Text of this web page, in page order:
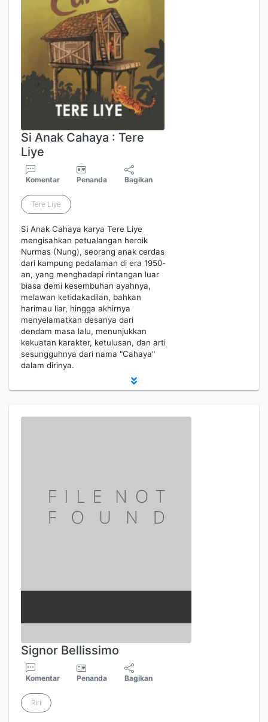
Si Anak Cahaya : Tere
Liye
Komentar Penanda Bagikan
Tere Liye
Si Anak Cahaya karya Tere Liye
mengisahkan petualangan heroik
Nurmas (Nung), seorang anak cerdas
dari kampung pedalaman di era 1950-
an, yang menghadapi rintangan luar
biasa demi kesembuhan ayahnya,
melawan ketidakadilan, bahkan
harimau liar, hingga akhirnya
menyelamatkan desanya dari
dendam masa lalu, menunjukkan
kekuatan karakter, ketulusan, dan arti
sesungguhnya dari nama "Cahaya"
dalam dirinya.
Signor Bellissimo
Komentar Penanda Bagikan
Riri